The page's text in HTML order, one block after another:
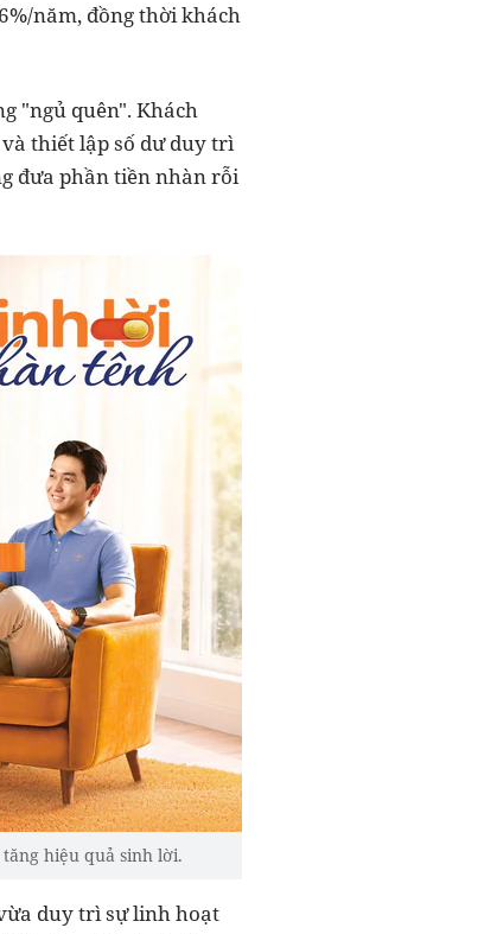
năm, đồng thời khách
"ngủ quên". Khách
thiết lập số dư duy trì
đưa phần tiền nhàn rỗi
hiệu quả sinh lời.
duy trì sự linh hoạt